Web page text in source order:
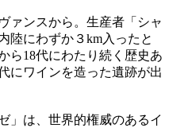
ァンスから。生産者「シャ
陸にわずか３km入ったと
ら18代にわたり続く歴史あ
にワインを造った遺跡が出
」は、世界的権威のあるイ